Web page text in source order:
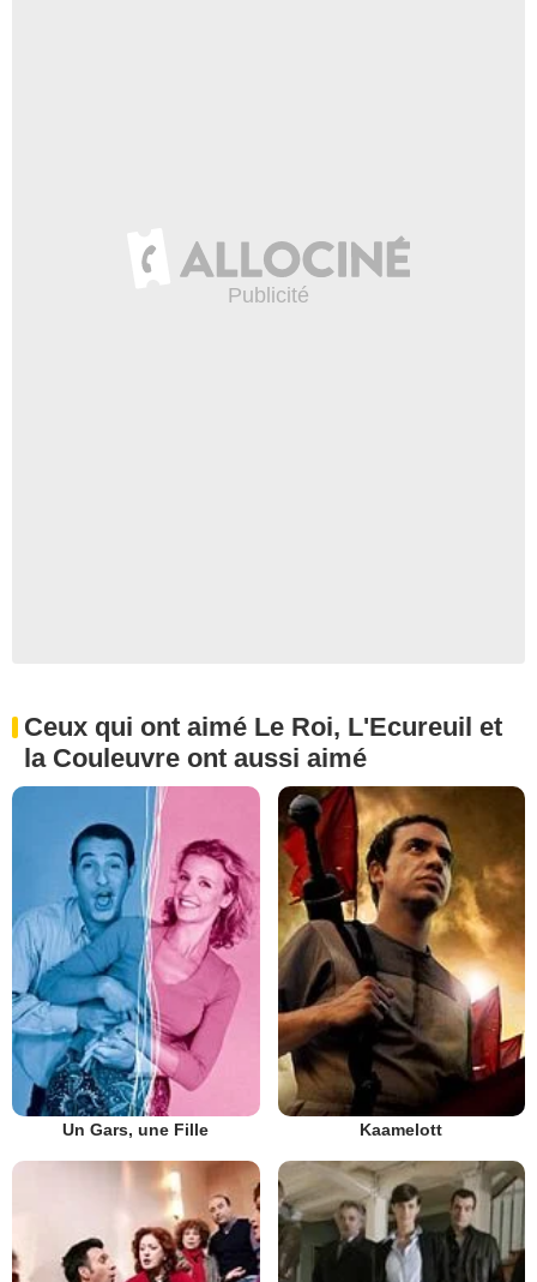
Ceux qui ont aimé Le Roi, L'Ecureuil et
la Couleuvre ont aussi aimé
Un Gars, une Fille Kaamelott